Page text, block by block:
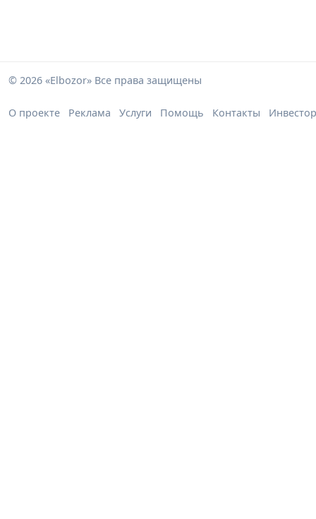
© 2026 «Elbozor» Все права защищены
О проекте Реклама Услуги Помощь Контакты